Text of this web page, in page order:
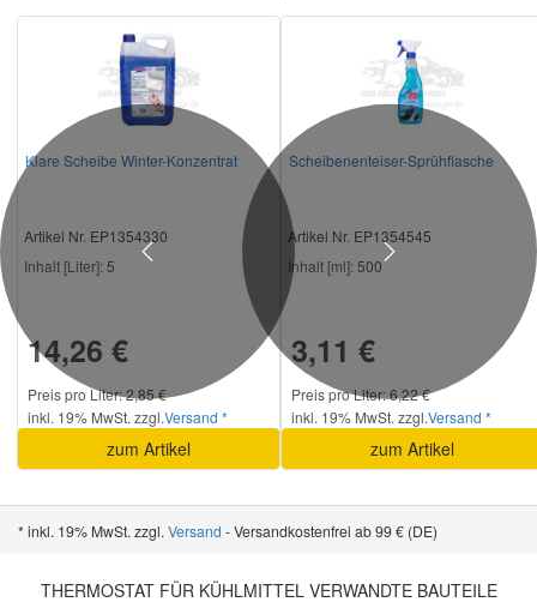
Klare Scheibe Winter-Konzentrat
Artikel Nr. EP1354330
Inhalt [Liter]: 5
14,26 €
Preis pro Liter: 2,85 €
inkl. 19% MwSt. zzgl.Versand *
zum Artikel
Scheibenenteiser-Sprühflasche
Artikel Nr. EP1354545
Inhalt [ml]: 500
3,11 €
Preis pro Liter: 6,22 €
inkl. 19% MwSt. zzgl.Versand *
zum Artikel
Previous Next
* inkl. 19% MwSt. zzgl. Versand - Versandkostenfrei ab 99 € (DE)
THERMOSTAT FÜR KÜHLMITTEL VERWANDTE BAUTEILE